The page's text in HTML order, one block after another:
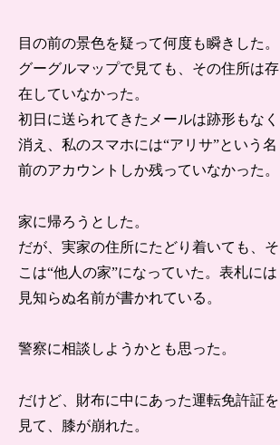
目の前の景色を疑って何度も瞬きした。
グーグルマップで見ても、その住所は存
在していなかった。
初日に送られてきたメールは跡形もなく
消え、私のスマホには“アリサ”という名
前のアカウントしか残っていなかった。
家に帰ろうとした。
だが、実家の住所にたどり着いても、そ
こは“他人の家”になっていた。表札には
見知らぬ名前が書かれている。
警察に相談しようかとも思った。
だけど、財布に中にあった運転免許証を
見て、膝が崩れた。